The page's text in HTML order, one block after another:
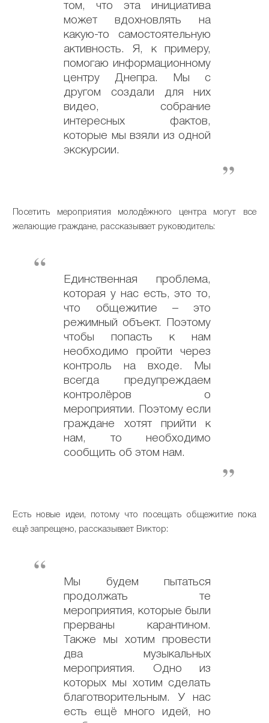
том, что эта инициатива
может вдохновлять на
какую-то самостоятельную
активность. Я, к примеру,
помогаю информационному
центру Днепра. Мы с
другом создали для них
видео, собрание
интересных фактов,
которые мы взяли из одной
экскурсии.
Посетить мероприятия молодёжного центра могут все
желающие граждане, рассказывает руководитель:
Единственная проблема,
которая у нас есть, это то,
что общежитие – это
режимный объект. Поэтому
чтобы попасть к нам
необходимо пройти через
контроль на входе. Мы
всегда предупреждаем
контролёров о
мероприятии. Поэтому если
граждане хотят прийти к
нам, то необходимо
сообщить об этом нам.
Есть новые идеи, потому что посещать общежитие пока
ещё запрещено, рассказывает Виктор:
Мы будем пытаться
продолжать те
мероприятия, которые были
прерваны карантином.
Также мы хотим провести
два музыкальных
мероприятия. Одно из
которых мы хотим сделать
благотворительным. У нас
есть ещё много идей, но